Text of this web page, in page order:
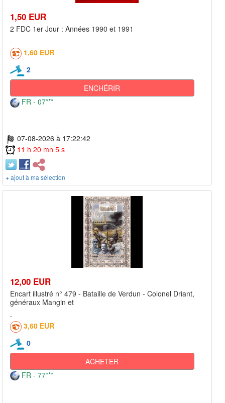
1,50 EUR
2 FDC 1er Jour : Années 1990 et 1991
1,60 EUR
2
ENCHÉRIR
FR - 07***
07-08-2026 à 17:22:42
11 h 20 mn 5 s
+ ajout à ma sélection
12,00 EUR
Encart illustré n° 479 - Bataille de Verdun - Colonel Driant,
généraux Mangin et
3,60 EUR
0
ACHETER
FR - 77***